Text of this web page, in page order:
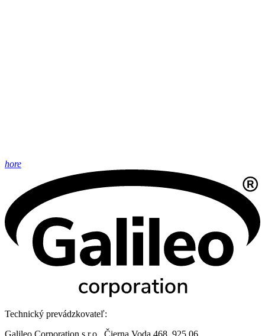
hore
Technický prevádzkovateľ:
Galileo Corporation s.r.o., Čierna Voda 468, 925 06